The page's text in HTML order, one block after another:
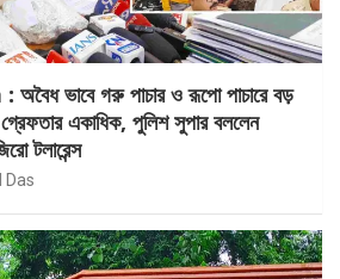
ভাবে গরু পাচার ও রূপো পাচারে বড়
একাধিক, পুলিশ সুপার বললেন
টলারেন্স
Das